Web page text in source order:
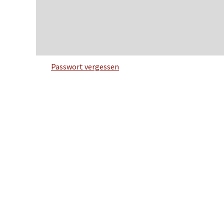
Passwort vergessen